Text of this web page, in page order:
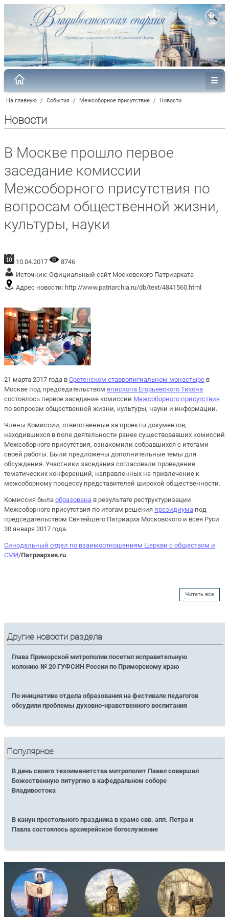
На главную / События / Межсоборное присутствие / Новости
Новости
В Москве прошло первое
заседание комиссии
Межсоборного присутствия по
вопросам общественной жизни,
культуры, науки
10.04.2017
8746
Источник: Официальный сайт Московского Патриархата
Адрес новости: http://www.patriarchia.ru/db/text/4841560.html
21 марта 2017 года в Сретенском ставропигиальном монастыре в
Москве под председательством епископа Егорьевского Тихона
состоялось первое заседание комиссии Межсоборного присутствия
по вопросам общественной жизни, культуры, науки и информации.
Члены Комиссии, ответственные за проекты документов,
находившихся в поле деятельности ранее существовавших комиссий
Межсоборного присутствия, ознакомили собравшихся с итогами
своей работы. Были предложены дополнительные темы для
обсуждения. Участники заседания согласовали проведение
тематических конференций, направленных на привлечение к
межсоборному процессу представителей широкой общественности.
Комиссия была образована в результате реструктуризации
Межсоборного присутствия по итогам решения президиума под
председательством Святейшего Патриарха Московского и всея Руси
30 января 2017 года.
Синодальный отдел по взаимоотношениям Церкви с обществом и
СМИ/Патриархия.ru
Читать все
Другие новости раздела
Глава Приморской митрополии посетил исправительную
колонию № 20 ГУФСИН России по Приморскому краю
По инициативе отдела образования на фестивале педагогов
обсудили проблемы духовно-нравственного воспитания
Популярное
В день своего тезоименитства митрополит Павел совершил
Божественную литургию в кафедральном соборе
Владивостока
В канун престольного праздника в храме свв. апп. Петра и
Павла состоялось архиерейское богослужение